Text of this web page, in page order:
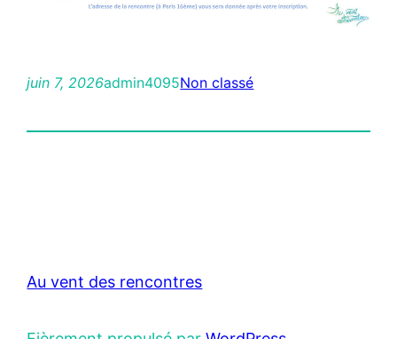
juin 7, 2026admin4095Non classé
Au vent des rencontres